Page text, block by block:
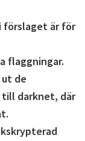
förslaget är för
flaggningar.
de
till darknet, där